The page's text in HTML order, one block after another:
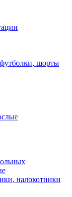
шорты
налокотники